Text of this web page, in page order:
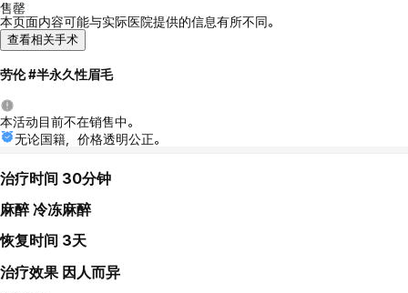
售罄
本页面内容可能与实际医院提供的信息有所不同。
查看相关手术
劳伦 #半永久性眉毛
本活动目前不在销售中。
无论国籍，价格透明公正。
治疗时间 30分钟
麻醉 冷冻麻醉
恢复时间 3天
治疗效果 因人而异